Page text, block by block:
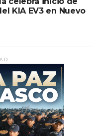
KIA EV3 en Nuevo